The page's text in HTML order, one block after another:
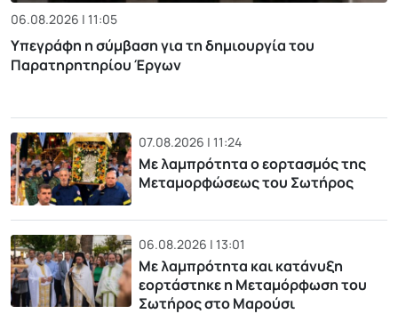
06.08.2026 | 11:05
Υπεγράφη η σύμβαση για τη δημιουργία του
Παρατηρητηρίου Έργων
07.08.2026 | 11:24
Με λαμπρότητα ο εορτασμός της
Μεταμορφώσεως του Σωτήρος
06.08.2026 | 13:01
Με λαμπρότητα και κατάνυξη
εορτάστηκε η Μεταμόρφωση του
Σωτήρος στο Μαρούσι